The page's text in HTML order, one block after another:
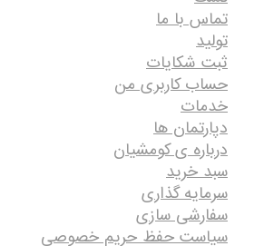
تماس با ما
تولید
ثبت شکایات
حساب کاربری من
خدمات
دپارتمان ها
درباره ی کومشیان
سبد خرید
سرمایه گذاری
سفارشی سازی
سیاست حفظ حریم خصوصی